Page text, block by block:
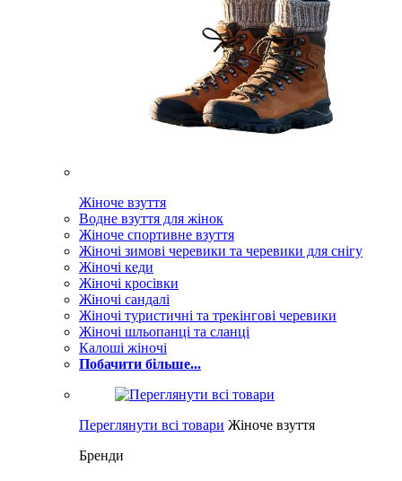
Жіноче взуття
Водне взуття для жінок
Жіноче спортивне взуття
Жіночі зимові черевики та черевики для снігу
Жіночі кеди
Жіночі кросівки
Жіночі сандалі
Жіночі туристичні та трекінгові черевики
Жіночі шльопанці та сланці
Калоші жіночі
Побачити більше...
Переглянути всі товари Жіноче взуття
Бренди